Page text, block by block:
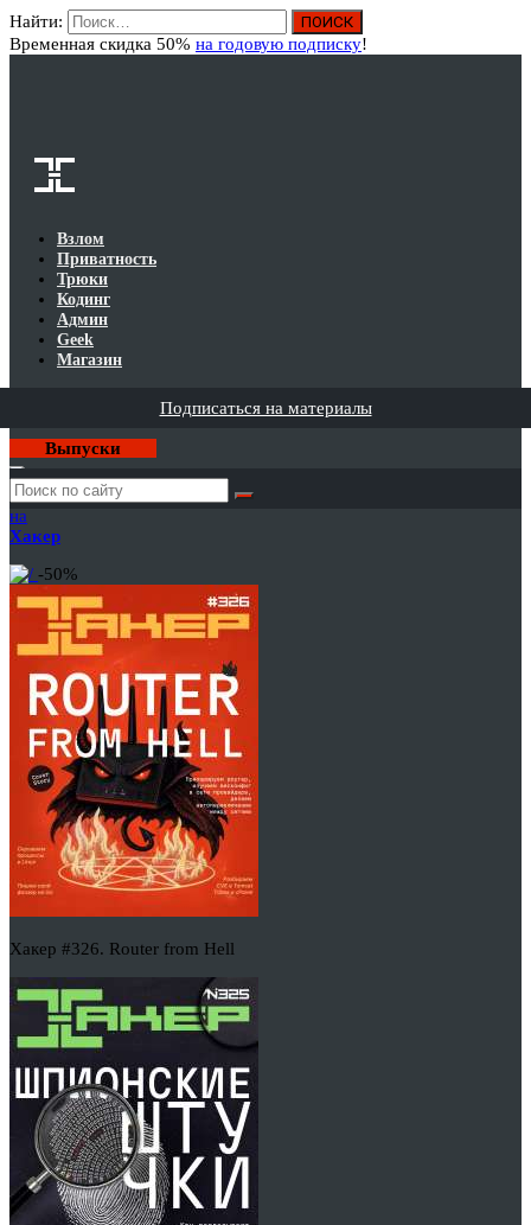
Найти:
Временная скидка 50% на годовую подписку!
Взлом
Приватность
Трюки
Кодинг
Админ
Geek
Магазин
Подписаться на материалы
Выпуски
Годовая
подписка
на
Хакер
-50%
Хакер #326. Router from Hell